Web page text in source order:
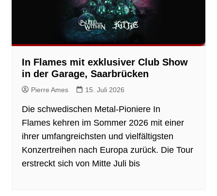
In Flames mit exklusiver Club Show
in der Garage, Saarbrücken
Pierre Ames 15. Juli 2026
Die schwedischen Metal-Pioniere In
Flames kehren im Sommer 2026 mit einer
ihrer umfangreichsten und vielfältigsten
Konzertreihen nach Europa zurück. Die Tour
erstreckt sich von Mitte Juli bis